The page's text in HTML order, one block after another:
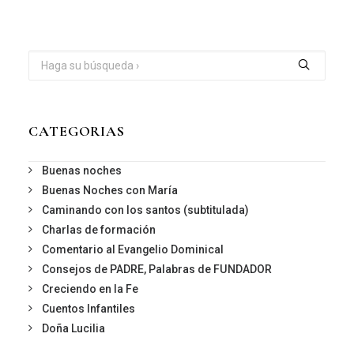
CATEGORIAS
Buenas noches
Buenas Noches con María
Caminando con los santos (subtitulada)
Charlas de formación
Comentario al Evangelio Dominical
Consejos de PADRE, Palabras de FUNDADOR
Creciendo en la Fe
Cuentos Infantiles
Doña Lucilia